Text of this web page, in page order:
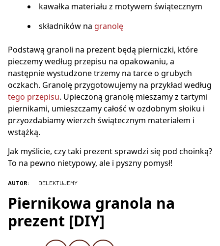
kawałka materiału z motywem świątecznym
składników na granolę
Podstawą granoli na prezent będą pierniczki, które
pieczemy według przepisu na opakowaniu, a
następnie wystudzone trzemy na tarce o grubych
oczkach. Granolę przygotowujemy na przykład według
tego przepisu. Upieczoną granolę mieszamy z tartymi
piernikami, umieszczamy całość w ozdobnym słoiku i
przyozdabiamy wierzch świątecznym materiałem i
wstążką.
Jak myślicie, czy taki prezent sprawdzi się pod choinką?
To na pewno nietypowy, ale i pyszny pomysł!
AUTOR: DELEKTUJEMY
Piernikowa granola na
prezent [DIY]